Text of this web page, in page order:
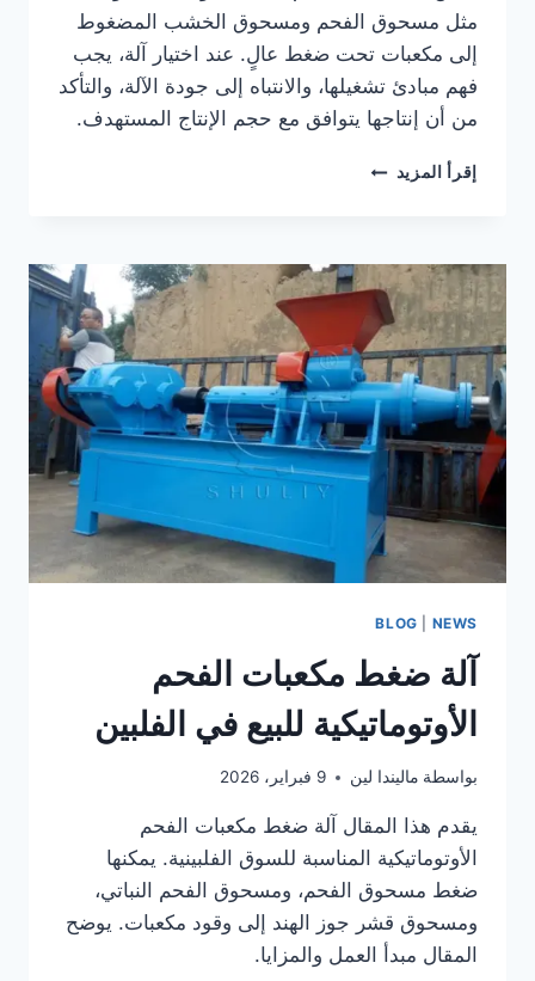
مثل مسحوق الفحم ومسحوق الخشب المضغوط
إلى مكعبات تحت ضغط عالٍ. عند اختيار آلة، يجب
فهم مبادئ تشغيلها، والانتباه إلى جودة الآلة، والتأكد
من أن إنتاجها يتوافق مع حجم الإنتاج المستهدف.
إقرأ المزيد كيفية
الفحم
النباتي
المناسبة؟
BLOG NEWS
آلة ضغط مكعبات الفحم
الأوتوماتيكية للبيع في الفلبين
بواسطة ماليندا لين 9 فبراير، 2026
يقدم هذا المقال آلة ضغط مكعبات الفحم
الأوتوماتيكية المناسبة للسوق الفلبينية. يمكنها
ضغط مسحوق الفحم، ومسحوق الفحم النباتي،
ومسحوق قشر جوز الهند إلى وقود مكعبات. يوضح
المقال مبدأ العمل والمزايا.